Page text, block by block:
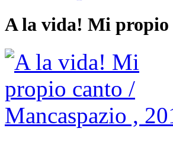
A la vida! Mi propio